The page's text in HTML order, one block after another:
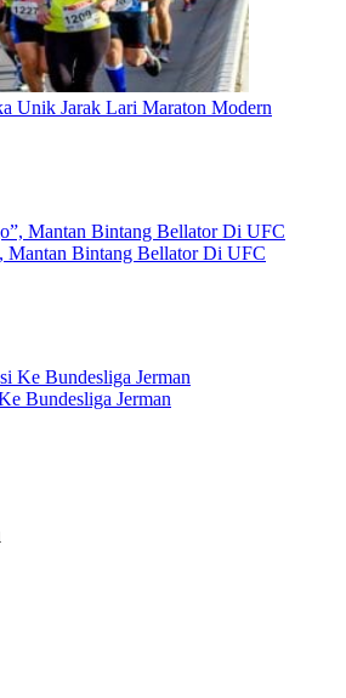
Unik Jarak Lari Maraton Modern
Mantan Bintang Bellator Di UFC
Bundesliga Jerman